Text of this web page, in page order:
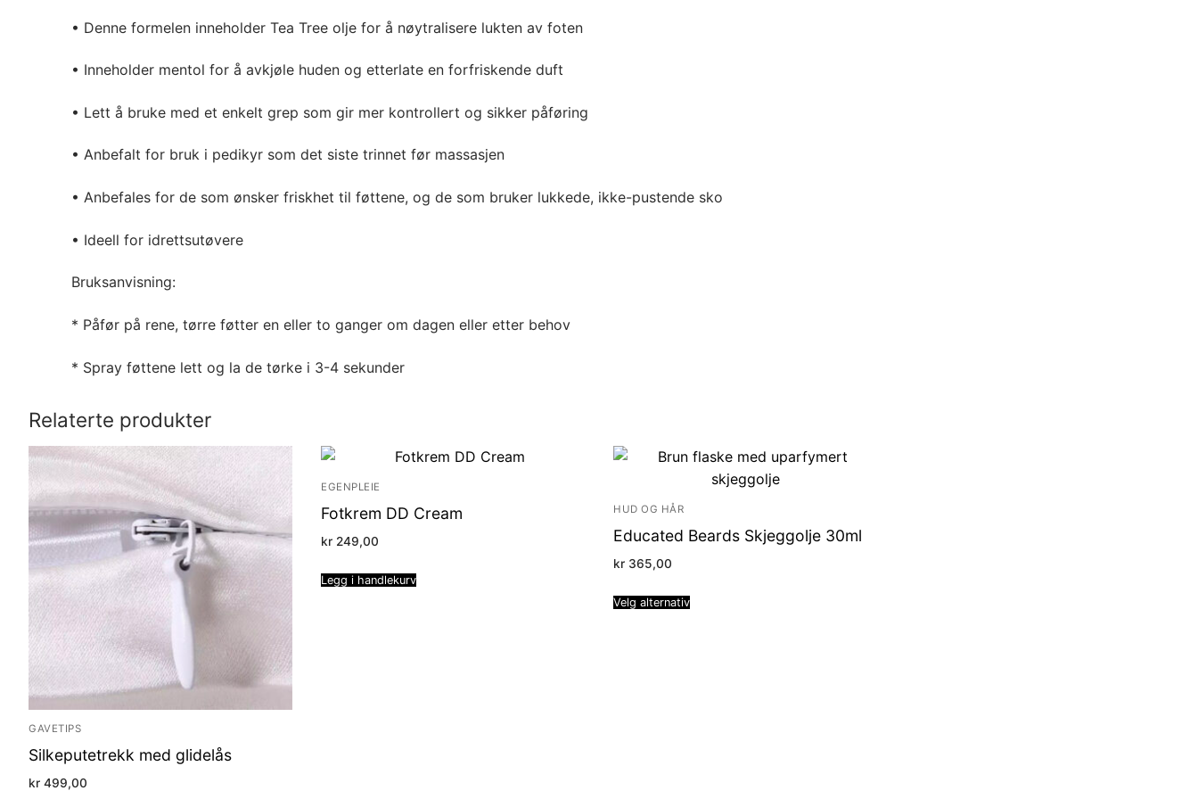
• Denne formelen inneholder Tea Tree olje for å nøytralisere lukten av foten
• Inneholder mentol for å avkjøle huden og etterlate en forfriskende duft
• Lett å bruke med et enkelt grep som gir mer kontrollert og sikker påføring
• Anbefalt for bruk i pedikyr som det siste trinnet før massasjen
• Anbefales for de som ønsker friskhet til føttene, og de som bruker lukkede, ikke-pustende sko
• Ideell for idrettsutøvere
Bruksanvisning:
* Påfør på rene, tørre føtter en eller to ganger om dagen eller etter behov
* Spray føttene lett og la de tørke i 3-4 sekunder
Relaterte produkter
GAVETIPS
Silkeputetrekk med glidelås
kr 499,00
EGENPLEIE
Fotkrem DD Cream
kr 249,00
Legg i handlekurv
HUD OG HÅR
Educated Beards Skjeggolje 30ml
kr 365,00
Velg alternativ